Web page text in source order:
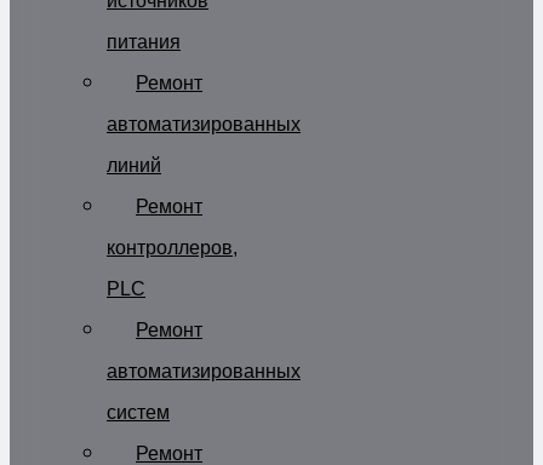
питания
Ремонт
автоматизированных
линий
Ремонт
контроллеров,
PLC
Ремонт
автоматизированных
систем
Ремонт